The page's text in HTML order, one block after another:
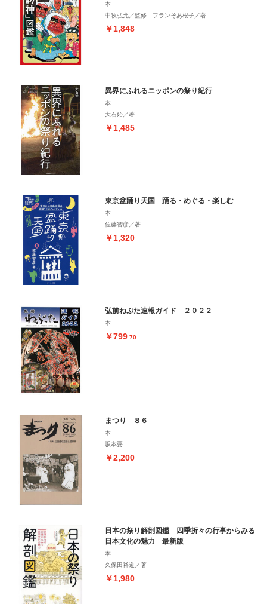
本
中牧弘允／監修 フランそあ根子／著
￥1,848
異界にふれるニッポンの祭り紀行
本
大石始／著
￥1,485
東京盆踊り天国 踊る・めぐる・楽しむ
本
佐藤智彦／著
￥1,320
弘前ねぷた速報ガイド ２０２２
本
￥799 .70
まつり ８６
本
坂本要
￥2,200
日本の祭り解剖図鑑 四季折々の行事からみる
日本文化の魅力 最新版
本
久保田裕道／著
￥1,980